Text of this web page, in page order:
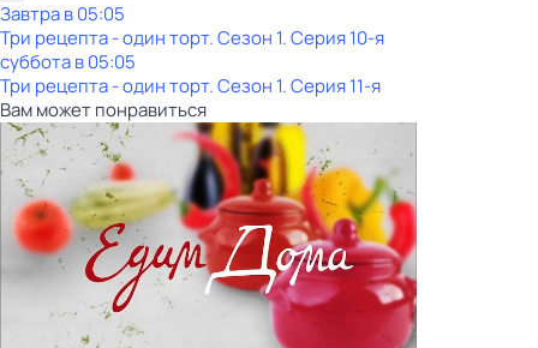
Завтра в 05:05
Три рецепта - один торт. Сезон 1. Серия 10-я
субботав05:05
Три рецепта - один торт. Сезон 1. Серия 11-я
Вам может понравиться